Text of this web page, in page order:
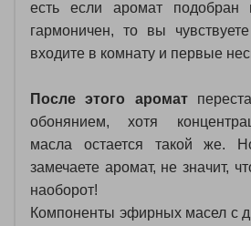
есть если аромат подобран
гармоничен, то вы
входите в комнату и первые
После этого аромат
обонянием, хотя
масла остается такой же.
замечаете аромат, не значит,
наоборот!
Компоненты эфирных масел с